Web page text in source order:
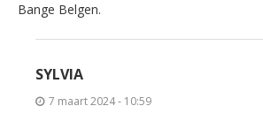
Bange Belgen.
SYLVIA
7 maart 2024 - 10:59